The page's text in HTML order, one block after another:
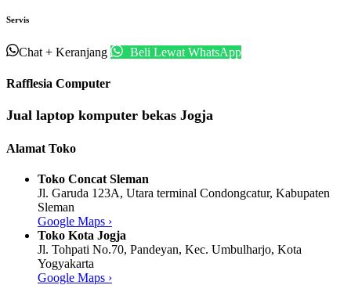
Servis
Chat + Keranjang Beli Lewat WhatsApp
Rafflesia Computer
Jual laptop komputer bekas Jogja
Alamat Toko
Toko Concat Sleman
Jl. Garuda 123A, Utara terminal Condongcatur, Kabupaten
Sleman
Google Maps ›
Toko Kota Jogja
Jl. Tohpati No.70, Pandeyan, Kec. Umbulharjo, Kota
Yogyakarta
Google Maps ›